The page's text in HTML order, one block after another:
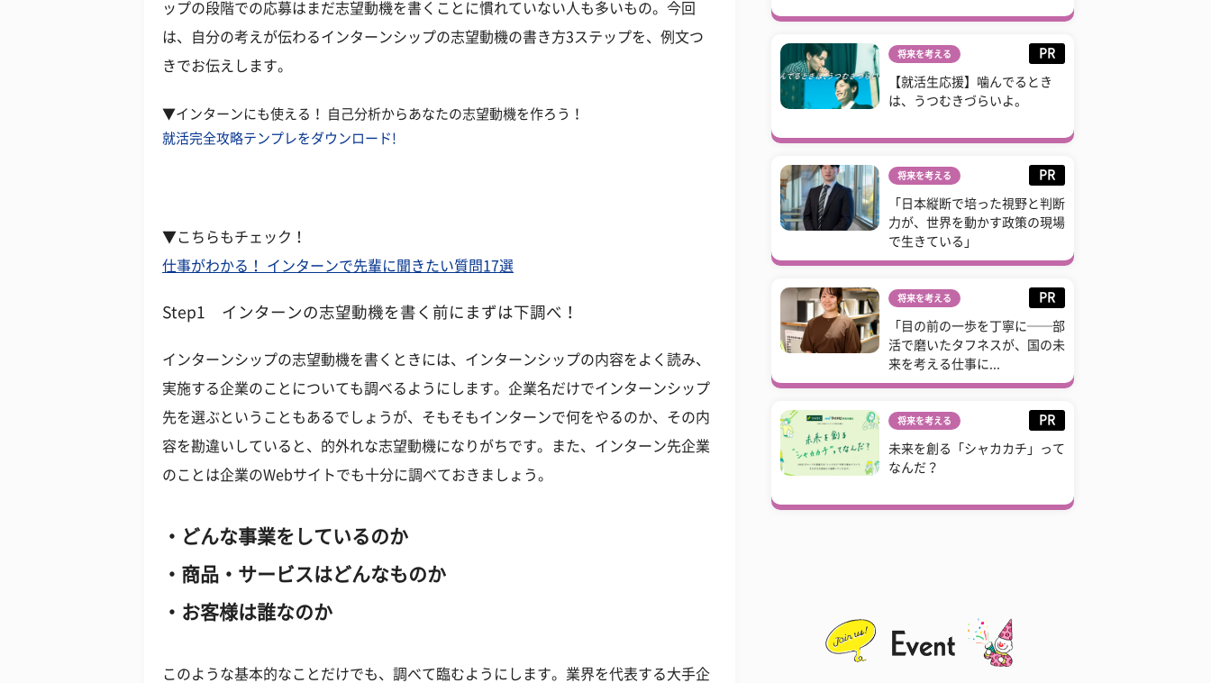
ップの段階での応募はまだ志望動機を書くことに慣れていない人も多いもの。今回
は、自分の考えが伝わるインターンシップの志望動機の書き方3ステップを、例文つ
きでお伝えします。
▼インターンにも使える！ 自己分析からあなたの志望動機を作ろう！
就活完全攻略テンプレをダウンロード!
▼こちらもチェック！
仕事がわかる！ インターンで先輩に聞きたい質問17選
Step1 インターンの志望動機を書く前にまずは下調べ！
インターンシップの志望動機を書くときには、インターンシップの内容をよく読み、
実施する企業のことについても調べるようにします。企業名だけでインターンシップ
先を選ぶということもあるでしょうが、そもそもインターンで何をやるのか、その内
容を勘違いしていると、的外れな志望動機になりがちです。また、インターン先企業
のことは企業のWebサイトでも十分に調べておきましょう。
・どんな事業をしているのか
・商品・サービスはどんなものか
・お客様は誰なのか
このような基本的なことだけでも、調べて臨むようにします。業界を代表する大手企
将来を考える PR
【就活生応援】噛んでるとき
は、うつむきづらいよ。
将来を考える PR
「日本縦断で培った視野と判断
力が、世界を動かす政策の現場
で生きている」
将来を考える PR
「目の前の一歩を丁寧に──部
活で磨いたタフネスが、国の未
来を考える仕事に...
将来を考える PR
未来を創る「シャカカチ」って
なんだ？